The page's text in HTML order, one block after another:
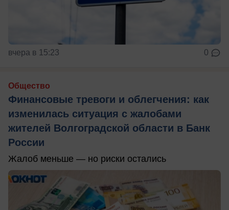
вчера в 15:23 0
Общество
Финансовые тревоги и облегчения: как
изменилась ситуация с жалобами
жителей Волгоградской области в Банк
России
Жалоб меньше — но риски остались